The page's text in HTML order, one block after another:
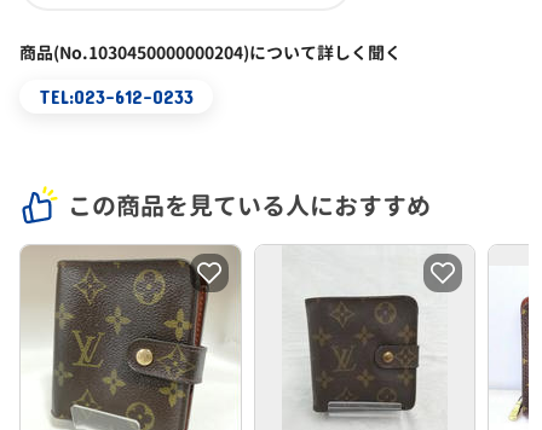
商品(No.1030450000000204)について詳しく聞く
TEL:023-612-0233
この商品を見ている人におすすめ